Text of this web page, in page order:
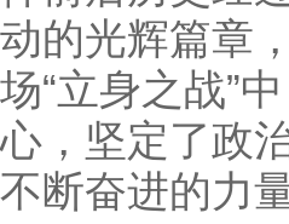
动的光辉篇章
场“立身之战”
心，坚定了政
不断奋进的力